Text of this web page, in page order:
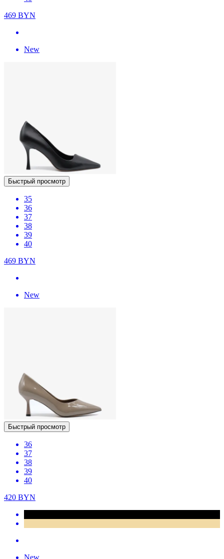
469 BYN
New
Быстрый просмотр
35
36
37
38
39
40
469 BYN
New
Быстрый просмотр
36
37
38
39
40
420 BYN
New